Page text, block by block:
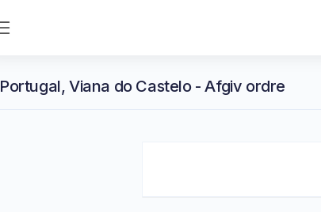
Portugal, Viana do Castelo - Afgiv ordre